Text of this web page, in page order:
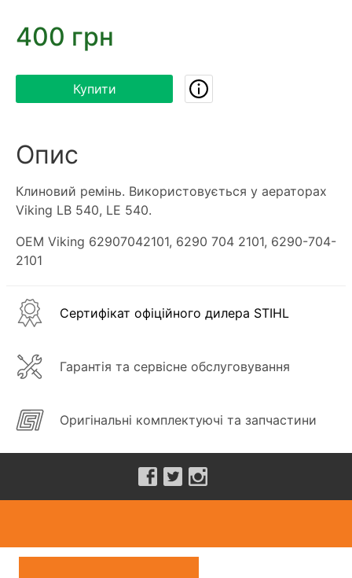
400 грн
Купити
Опис
Клиновий ремінь. Використовується у аераторах
Viking LB 540, LE 540.
OEM Viking 62907042101, 6290 704 2101, 6290-704-
2101
Сертифікат офіційного дилера STIHL
Гарантія та сервісне обслуговування
Оригінальні комплектуючі та запчастини